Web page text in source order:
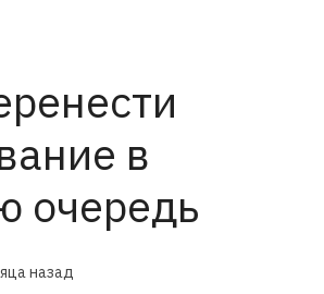
в
очередь
назад